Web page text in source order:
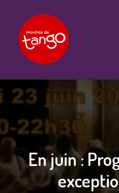
ACCUEIL
COURS
BALS ET PRATIQUES
STAGES
WORKSHOPS
PROPOSITIONS D’INTERVENTIONS
En juin :